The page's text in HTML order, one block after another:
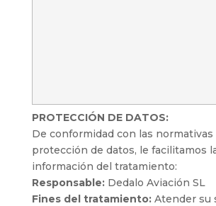
PROTECCIÓN DE DATOS:
De conformidad con las normativas
protección de datos, le facilitamos
información del tratamiento:
Responsable:Dedalo Aviación SL
Fines del tratamiento:Atender su